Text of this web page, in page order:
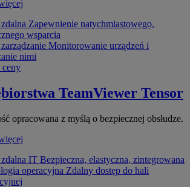
Zapewnienie natychmiastowego,
wsparcia
Monitorowanie urządzeń i
nimi
ceny
TeamViewer Tensor
opracowana z myślą o bezpiecznej obsłudze.
IT Bezpieczna, elastyczna, zintegrowana
operacyjna Zdalny dostęp do hali